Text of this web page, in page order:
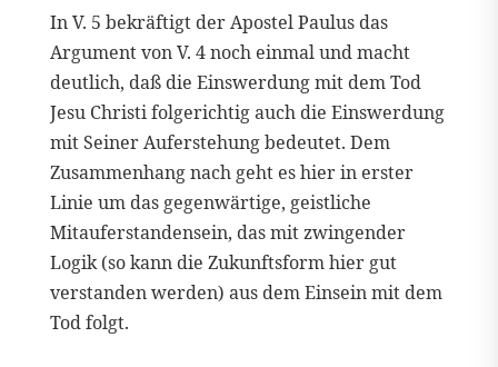
In V. 5 bekräftigt der Apostel Paulus das
Argument von V. 4 noch einmal und macht
deutlich, daß die Einswerdung mit dem Tod
Jesu Christi folgerichtig auch die Einswerdung
mit Seiner Auferstehung bedeutet. Dem
Zusammenhang nach geht es hier in erster
Linie um das gegenwärtige, geistliche
Mitauferstandensein, das mit zwingender
Logik (so kann die Zukunftsform hier gut
verstanden werden) aus dem Einsein mit dem
Tod folgt.